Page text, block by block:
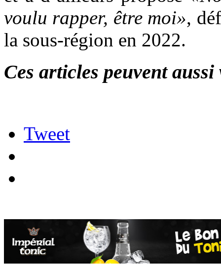
voulu rapper, être moi»,
la sous-région en 2022.
Ces articles peuvent
Tweet